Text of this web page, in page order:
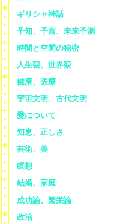
ギリシャ神話
予知、予言、未来予測
時間と空間の秘密
人生観、世界観
健康、医療
宇宙文明、古代文明
愛について
知恵、正しさ
芸術、美
瞑想
結婚、家庭
成功論、繁栄論
政治